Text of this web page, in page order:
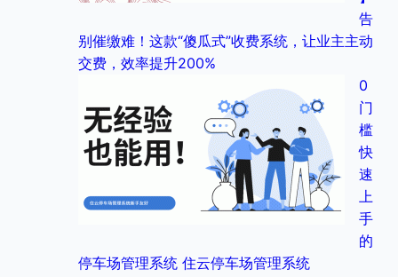
告
别催缴难！这款“傻瓜式”收费系统，让业主主动
交费，效率提升200%
0
门
槛
快
速
上
手
的
停车场管理系统 住云停车场管理系统